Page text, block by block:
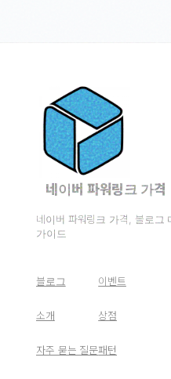
네이버 파워링크 가격
네이버 파워링크 가격, 블로그
가이드
블로그
소개
자주 묻는 질문
이벤트
상점
패턴